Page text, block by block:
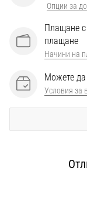
Опции за
Плащане с
плащане
Начини на
Можете да
Условия за